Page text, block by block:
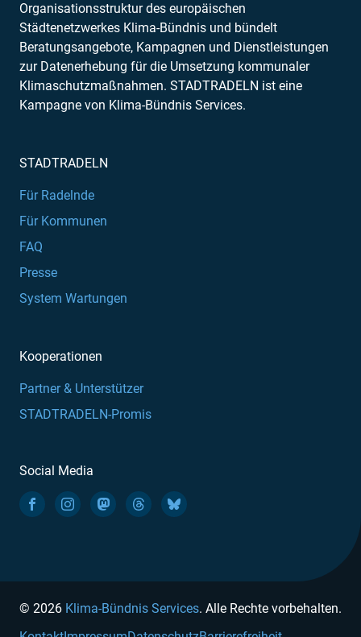
Organisationsstruktur des europäischen
Städtenetzwerkes Klima-Bündnis und bündelt
Beratungsangebote, Kampagnen und Dienstleistungen
zur Datenerhebung für die Umsetzung kommunaler
Klimaschutzmaßnahmen. STADTRADELN ist eine
Kampagne von Klima-Bündnis Services.
STADTRADELN
Für Radelnde
Für Kommunen
FAQ
Presse
System Wartungen
Kooperationen
Partner & Unterstützer
STADTRADELN-Promis
Social Media
© 2026 Klima-Bündnis Services. Alle Rechte vorbehalten.